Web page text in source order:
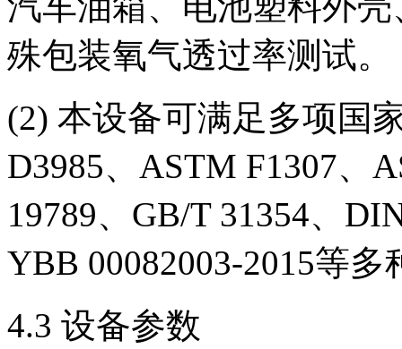
殊包装氧气透过率测试。
(2) 本设备可满足多项国
D3985、ASTM F1307、
19789、GB/T 31354、
YBB 00082003-2015等
4.3 设备参数